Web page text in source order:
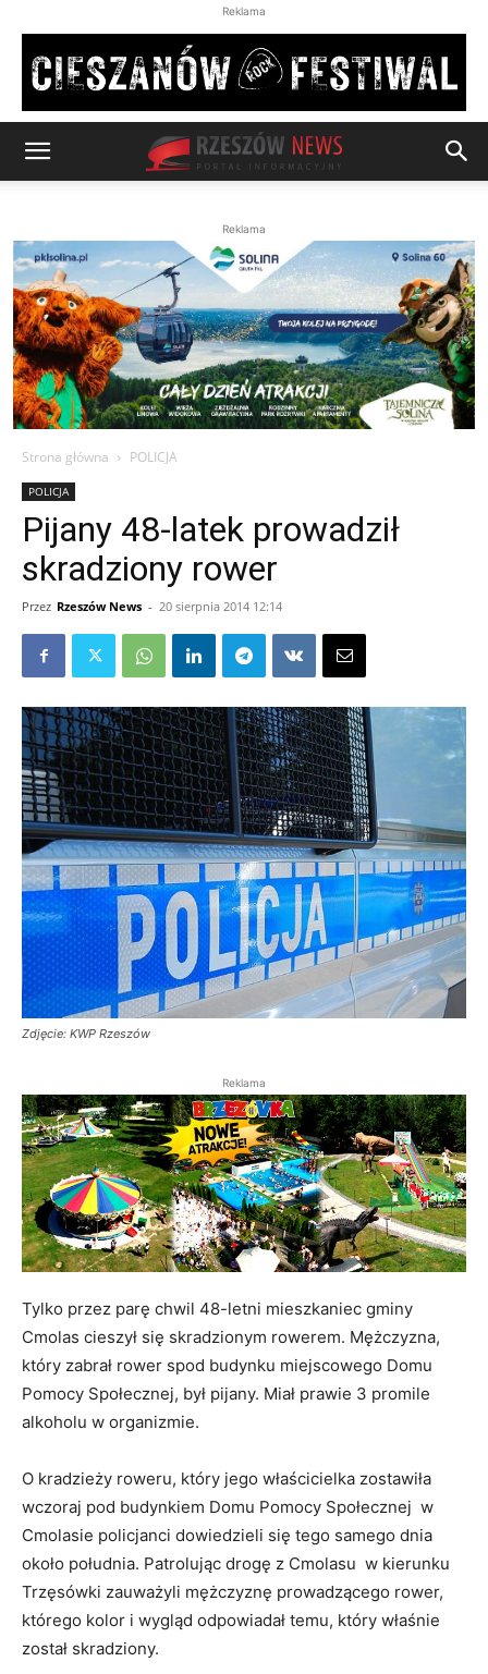
Reklama
Reklama
Strona główna POLICJA
POLICJA
Pijany 48-latek prowadził
skradziony rower
Przez Rzeszów News - 20 sierpnia 2014 12:14
Zdjęcie: KWP Rzeszów
Reklama
Tylko przez parę chwil 48-letni mieszkaniec gminy
Cmolas cieszył się skradzionym rowerem. Mężczyzna,
który zabrał rower spod budynku miejscowego Domu
Pomocy Społecznej, był pijany. Miał prawie 3 promile
alkoholu w organizmie.
O kradzieży roweru, który jego właścicielka zostawiła
wczoraj pod budynkiem Domu Pomocy Społecznej w
Cmolasie policjanci dowiedzieli się tego samego dnia
około południa. Patrolując drogę z Cmolasu w kierunku
Trzęsówki zauważyli mężczyznę prowadzącego rower,
którego kolor i wygląd odpowiadał temu, który właśnie
został skradziony.